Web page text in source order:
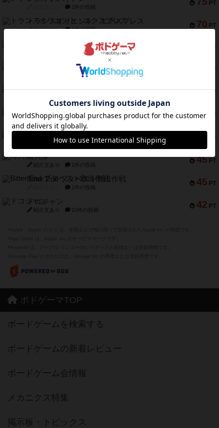
PT
2件の投稿
70 PT
トランスオリエント・エクスプレス
紹介文なし 1件の投稿
PT
アンブッシュ！：ムーブアウト！
1件の投稿
PT
キャプテン・フリップ：イスラ・ボンバ
2件の投稿
46 PT
ガルフストライク
45 PT
エコーズ・オブ・タイム
紹介文なし 8件の投稿
PT
紹介文あり 12件の投稿
45 PT
海兵隊
紹介文あり 1件の投稿
45 PT
Bitter End ブタペスト救出作戦
1件の投稿
42 PT
ドコジャン
紹介文あり 10件の投稿
ボドゲーマTOP
ボードゲームを検索する
ボードゲームの新着レビュー
ボードゲーム会情報
メカニクス特集
掲示板・トピックス